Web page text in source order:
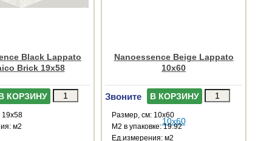
Black Lappato
Brick 19x58
КОРЗИНУ
19x58
м2
Nanoessence Beige Lappato
10x60
Звоните В КОРЗИНУ
Размер, см: 10x60
М2 в упаковке: 19.92
Ед.измерения: м2